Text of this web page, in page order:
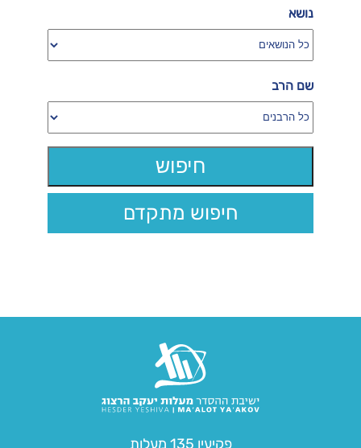
נושא
שם הרב
חיפוש מתקדם
פקיעין 135 מעלות